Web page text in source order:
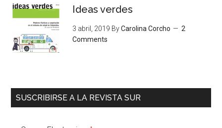
Ideas verdes
3 abril, 2019 ByCarolina Corcho
2
Comments
SUSCRIBIRSE A LA REVISTA SUR